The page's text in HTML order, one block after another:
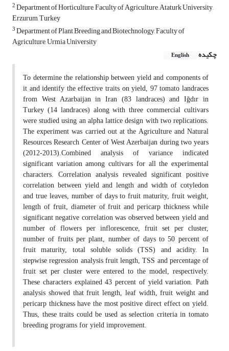
2Department of Horticulture, Faculty of Agriculture, Ataturk University,
Erzurum, Turkey
3Department of Plant Breeding and Biotechnology, Faculty of
Agriculture, Urmia University
چکیده
English
To determine the relationship between yield and components of
it and identify the effective traits on yield, 97 tomato landraces
from West Azarbaijan in Iran (83 landraces) and Iğdır in
Turkey (14 landraces) along with three commercial cultivars
were studied using an alpha lattice design with two replications.
The experiment was carried out at the Agriculture and Natural
Resources Research Center of West Azerbaijan during two years
(2012-2013).Combined analysis of variance indicated
significant variation among cultivars for all the experimental
characters. Correlation analysis revealed significant positive
correlation between yield and length and width of cotyledon
and true leaves, number of days to fruit maturity, fruit weight,
length of fruit, diameter of fruit and pericarp thickness while
significant negative correlation was observed between yield and
number of flowers per inflorescence, fruit set per cluster,
number of fruits per plant, number of days to 50 percent of
fruit maturity, total soluble solids (TSS) and acidity. In
stepwise regression analysis fruit length, TSS and percentage of
fruit set per cluster were entered to the model, respectively.
These characters explained 43 percent of yield variation. Path
analysis showed that fruit length, leaf width, fruit weight and
pericarp thickness have the most positive direct effect on yield.
Thus, these traits could be used as selection criteria in tomato
breeding programs for yield improvement.